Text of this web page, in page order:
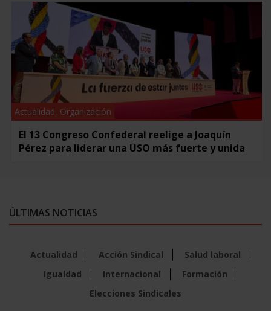
Actualidad, Organización
El 13 Congreso Confederal reelige a Joaquín
Pérez para liderar una USO más fuerte y unida
ÚLTIMAS NOTICIAS
Actualidad Acción Sindical
Salud laboral
Igualdad
Internacional
Formación
Elecciones Sindicales